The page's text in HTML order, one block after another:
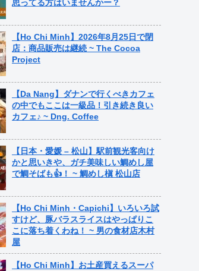
思ってる方はいませんかー？
【Ho Chi Minh】2026年8月25日で閉
店：商品販売は継続 ~ The Cocoa
Project
【Da Nang】ダナンで行くべきカフェ
の中でもここは一級品！引き続き良い
カフェ♪ ~ Dng. Coffee
【日本・愛媛 – 松山】駅前観光客向け
かと思いきや、ガチ美味しい鯛めし屋
で鯛そばも👍！ ~ 鯛めし槇 松山店
【Ho Chi Minh・Capichi】いろいろ試
すけど、豚バラスライスはやっぱりこ
こに落ち着くわね！ ~ 男の食材店木村
屋
【Ho Chi Minh】お土産買えるスーパ